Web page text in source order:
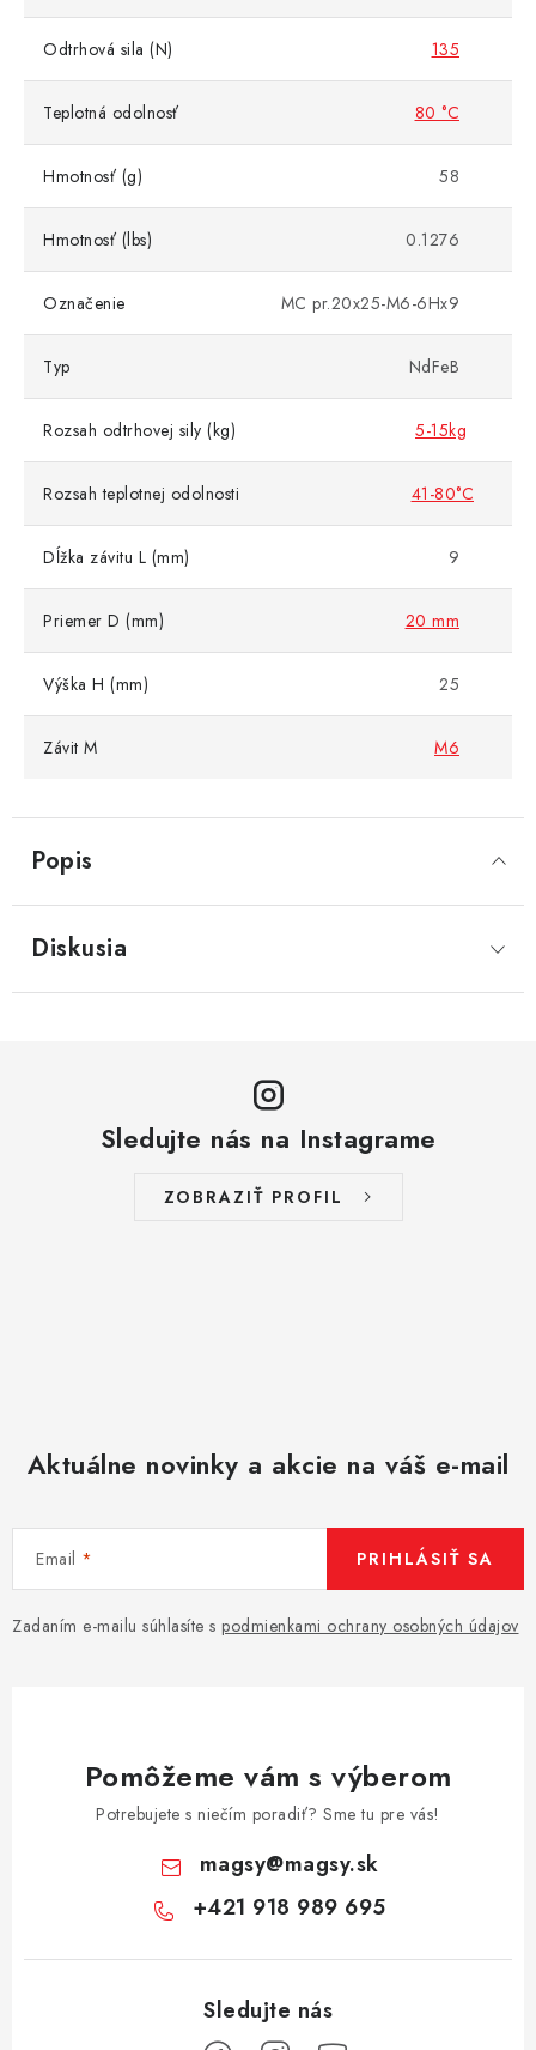
Popis
Odtrhová sila (N) 135
Teplotná odolnosť 80 °C
Hmotnosť (g) 58
Hmotnosť (lbs) 0.1276
Označenie MC pr.20x25-M6-6Hx9
Typ NdFeB
Rozsah odtrhovej sily (kg) 5-15kg
Rozsah teplotnej odolnosti 41-80°C
Dĺžka závitu L (mm) 9
Priemer D (mm) 20 mm
Výška H (mm) 25
Závit M M6
Diskusia
Sledujte nás na Instagrame
ZOBRAZIŤ PROFIL
Aktuálne novinky a akcie na váš e-mail
Email
Zadaním e-mailu súhlasíte s podmienkami ochrany osobných údajov
PRIHLÁSIŤ SA
Pomôžeme vám s výberom
Potrebujete s niečím poradiť? Sme tu pre vás!
magsy@magsy.sk
+421 918 989 695